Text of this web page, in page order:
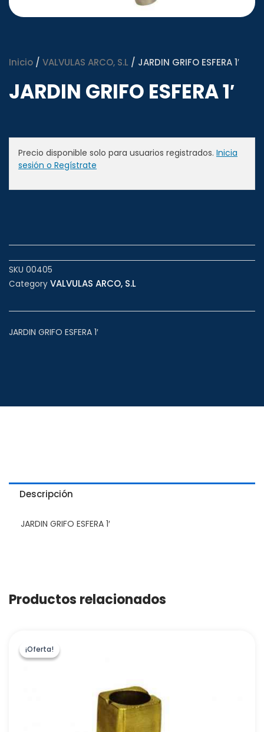
Inicio / VALVULAS ARCO, S.L / JARDIN GRIFO ESFERA 1′
JARDIN GRIFO ESFERA 1′
Precio disponible solo para usuarios registrados. Inicia
sesión o Regístrate
SKU 00405
Category VALVULAS ARCO, S.L
JARDIN GRIFO ESFERA 1′
Descripción
JARDIN GRIFO ESFERA 1′
Productos relacionados
¡Oferta!
¡Oferta!